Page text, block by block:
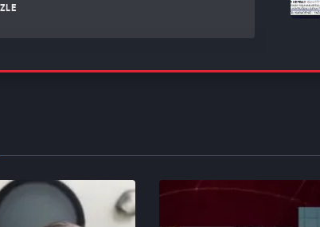
acı son: Motosikletin çarptığı 78
hayatını kaybetti